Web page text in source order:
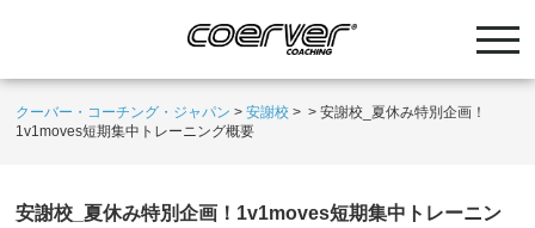
クーバー・コーチング・ジャパン >安謝校 > >安謝校_夏休み特別企画！
1v1moves短期集中トレーニング概要
安謝校_夏休み特別企画！1v1moves短期集中トレーニン